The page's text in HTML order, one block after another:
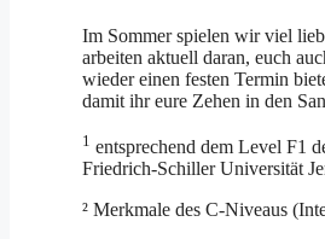
Im Sommer spielen wir viel
arbeiten aktuell daran, euch
wieder einen festen Termin
damit ihr eure Zehen in den
1 entsprechend dem Level F1
Friedrich-Schiller Universität
² Merkmale des C-Niveaus